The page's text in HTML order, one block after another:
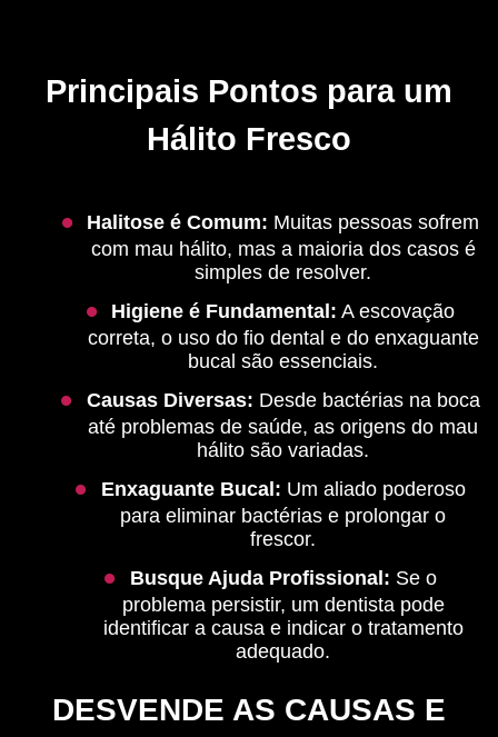
Principais Pontos para um
Hálito Fresco
Halitose é Comum: Muitas pessoas sofrem
com mau hálito, mas a maioria dos casos é
simples de resolver.
Higiene é Fundamental: A escovação
correta, o uso do fio dental e do enxaguante
bucal são essenciais.
Causas Diversas: Desde bactérias na boca
até problemas de saúde, as origens do mau
hálito são variadas.
Enxaguante Bucal: Um aliado poderoso
para eliminar bactérias e prolongar o
frescor.
Busque Ajuda Profissional: Se o
problema persistir, um dentista pode
identificar a causa e indicar o tratamento
adequado.
DESVENDE AS CAUSAS E